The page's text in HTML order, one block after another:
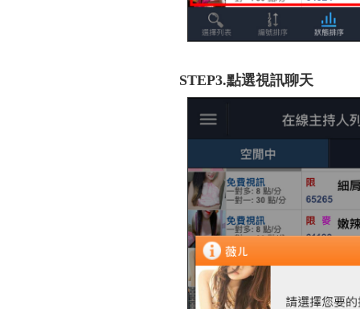
STEP3.點選視訊聊天